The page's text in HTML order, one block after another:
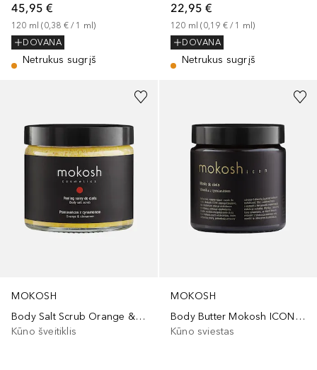
45,95 €
120 ml (0,38 € / 1 ml)
DOVANA
Netrukus sugrįš
22,95 €
120 ml (0,19 € / 1 ml)
DOVANA
Netrukus sugrįš
MOKOSH
Body Salt Scrub Orange & Cinnamon
Kūno šveitiklis
MOKOSH
Body Butter Mokosh ICON Vanilla & Thyme
Kūno sviestas